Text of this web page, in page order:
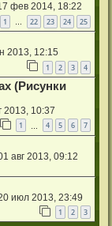
фев 2014, 18:22
1 22 23 24 25
2013, 12:15
1 2 3 4
(Рисунки
2013, 10:37
1 4 5 6 7
авг 2013, 09:12
июл 2013, 23:49
1 2 3